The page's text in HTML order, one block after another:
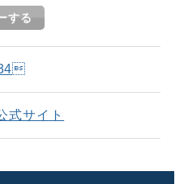
する
サイト